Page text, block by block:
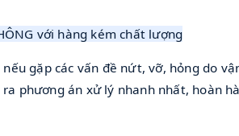
với hàng kém chất lượng
gặp các vấn đề nứt, vỡ, hỏng do
phương án xử lý nhanh nhất, hoàn